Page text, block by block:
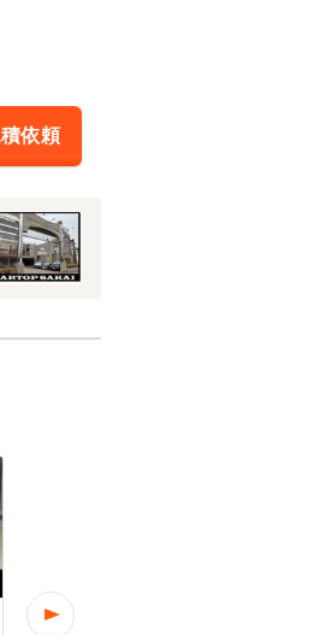
依頼
メルセデス・ベンツ